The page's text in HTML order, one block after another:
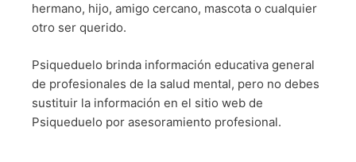
hermano, hijo, amigo cercano, mascota o cualquier
otro ser querido.
Psiqueduelo brinda información educativa general
de profesionales de la salud mental, pero no debes
sustituir la información en el sitio web de
Psiqueduelo por asesoramiento profesional.